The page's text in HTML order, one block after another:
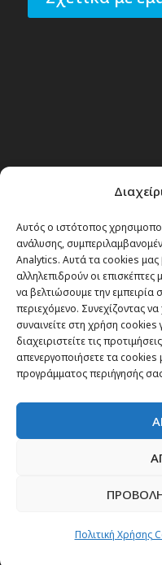
Αυτός ο ιστότοπος
ανάλυσης,
Analytics. Αυτά τα cookies
αλληλεπιδρούν οι
να βελτιώσουμε την εμπειρία
περιεχόμενο. Συνεχίζοντας
συναινείτε στη χρήση
διαχειριστείτε τις
απενεργοποιήσετε τα
προγράμματος περιήγησής
Πολιτική Χρήσης
Θέματα